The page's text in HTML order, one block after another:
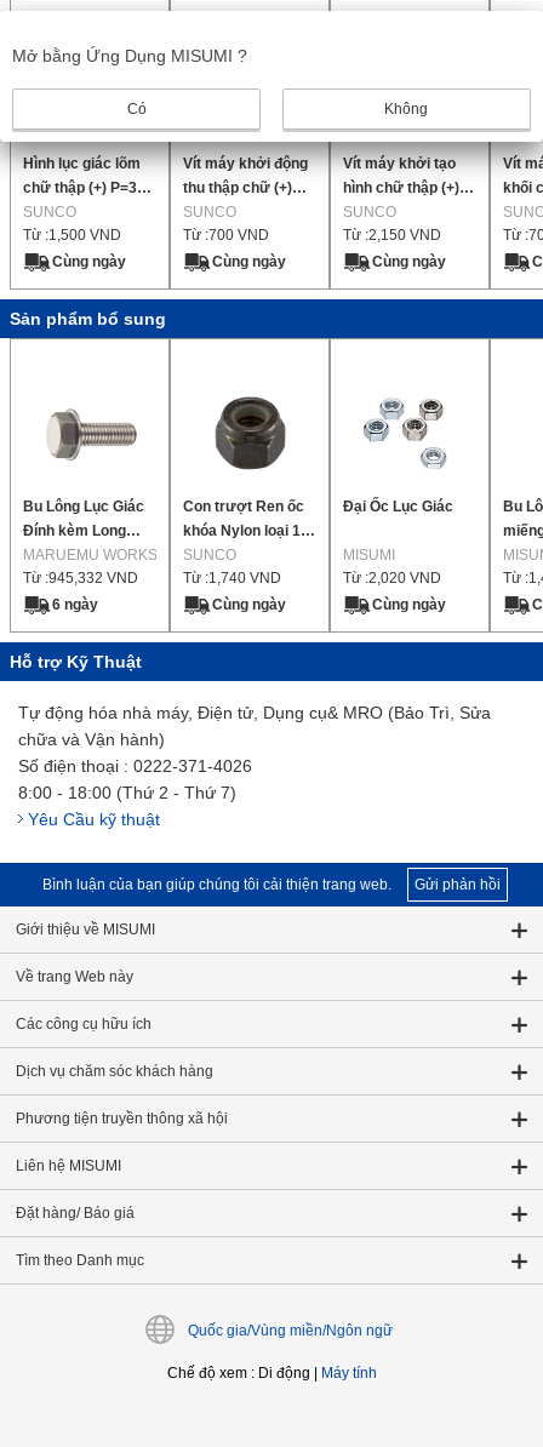
Hình lục giác lõm
chữ thập (+) P=3
(lắp nhanh SW+JIS
W) 【1-2,000 miếng
mỗi gói】
SUNCO
Từ :1,500 VND
Cùng ngày
Vít máy khởi động
thu thập chữ (+)
P=3 (lắp ráp
SW+JIS W) 【1-
4,000 miếng mỗi
gói】
SUNCO
Từ :700 VND
Cùng ngày
Vít máy khởi tạo
hình chữ thập (+)
P=3 (dành cho tấm
cụm) (lắp ráp
SW+JIS W) 【1-
2,000 miếng mỗi
SUNCO
Từ :2,150 VND
Cùng ngày
Vít
khối
P=4
gọn
【1-
mỗi
Từ :
Sản phẩm bổ sung
Bu Lông Lục Giác
Đính kèm Long
Station 【25-1,000
miếng mỗi gói】
MARUEMU WORKS
Từ :945,332 VND
6 ngày
Con trượt Ren ốc
khóa Nylon loại 1
【1-3,000 miếng
mỗi gói】
SUNCO
Từ :1,740 VND
Cùng ngày
Đại Ốc Lục Giác
MISUMI
Từ :2,020 VND
Cùng ngày
Bu
Từ :
Hỗ trợ Kỹ Thuật
Tự động hóa nhà máy, Điện tử, Dụng cụ& MRO (Bảo Trì, Sửa
chữa và Vận hành)
Số điện thoại : 0222-371-4026
8:00 - 18:00 (Thứ 2 - Thứ 7)
Yêu Cầu kỹ thuật
Bình luận của bạn giúp chúng tôi cải thiện trang web. Gửi phản hồi
Giới thiệu về MISUMI
Về trang Web này
Các công cụ hữu ích
Dịch vụ chăm sóc khách hàng
Phương tiện truyền thông xã hội
Liên hệ MISUMI
Đặt hàng/ Báo giá
Tìm theo Danh mục
Quốc gia/Vùng miền/Ngôn ngữ
Chế độ xem: Di động Máy tính
Mở bằng Ứng Dụng MISUMI ?
Có Không